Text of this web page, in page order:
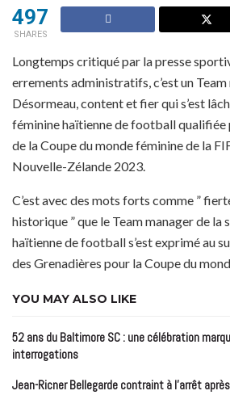
497
SHARES
Longtemps critiqué par la presse
errements administratifs, c’est un
Désormeau, content et fier qui s’est
féminine haïtienne de football qualifiée
de la Coupe du monde féminine de la
Nouvelle-Zélande 2023.
C’est avec des mots forts comme ”
historique ” que le Team manager de la
haïtienne de football s’est exprimé au
des Grenadières pour la Coupe du
YOU MAY ALSO LIKE
52 ans du Baltimore SC : une célébration
interrogations
Jean-Ricner Bellegarde contraint à l’arrêt